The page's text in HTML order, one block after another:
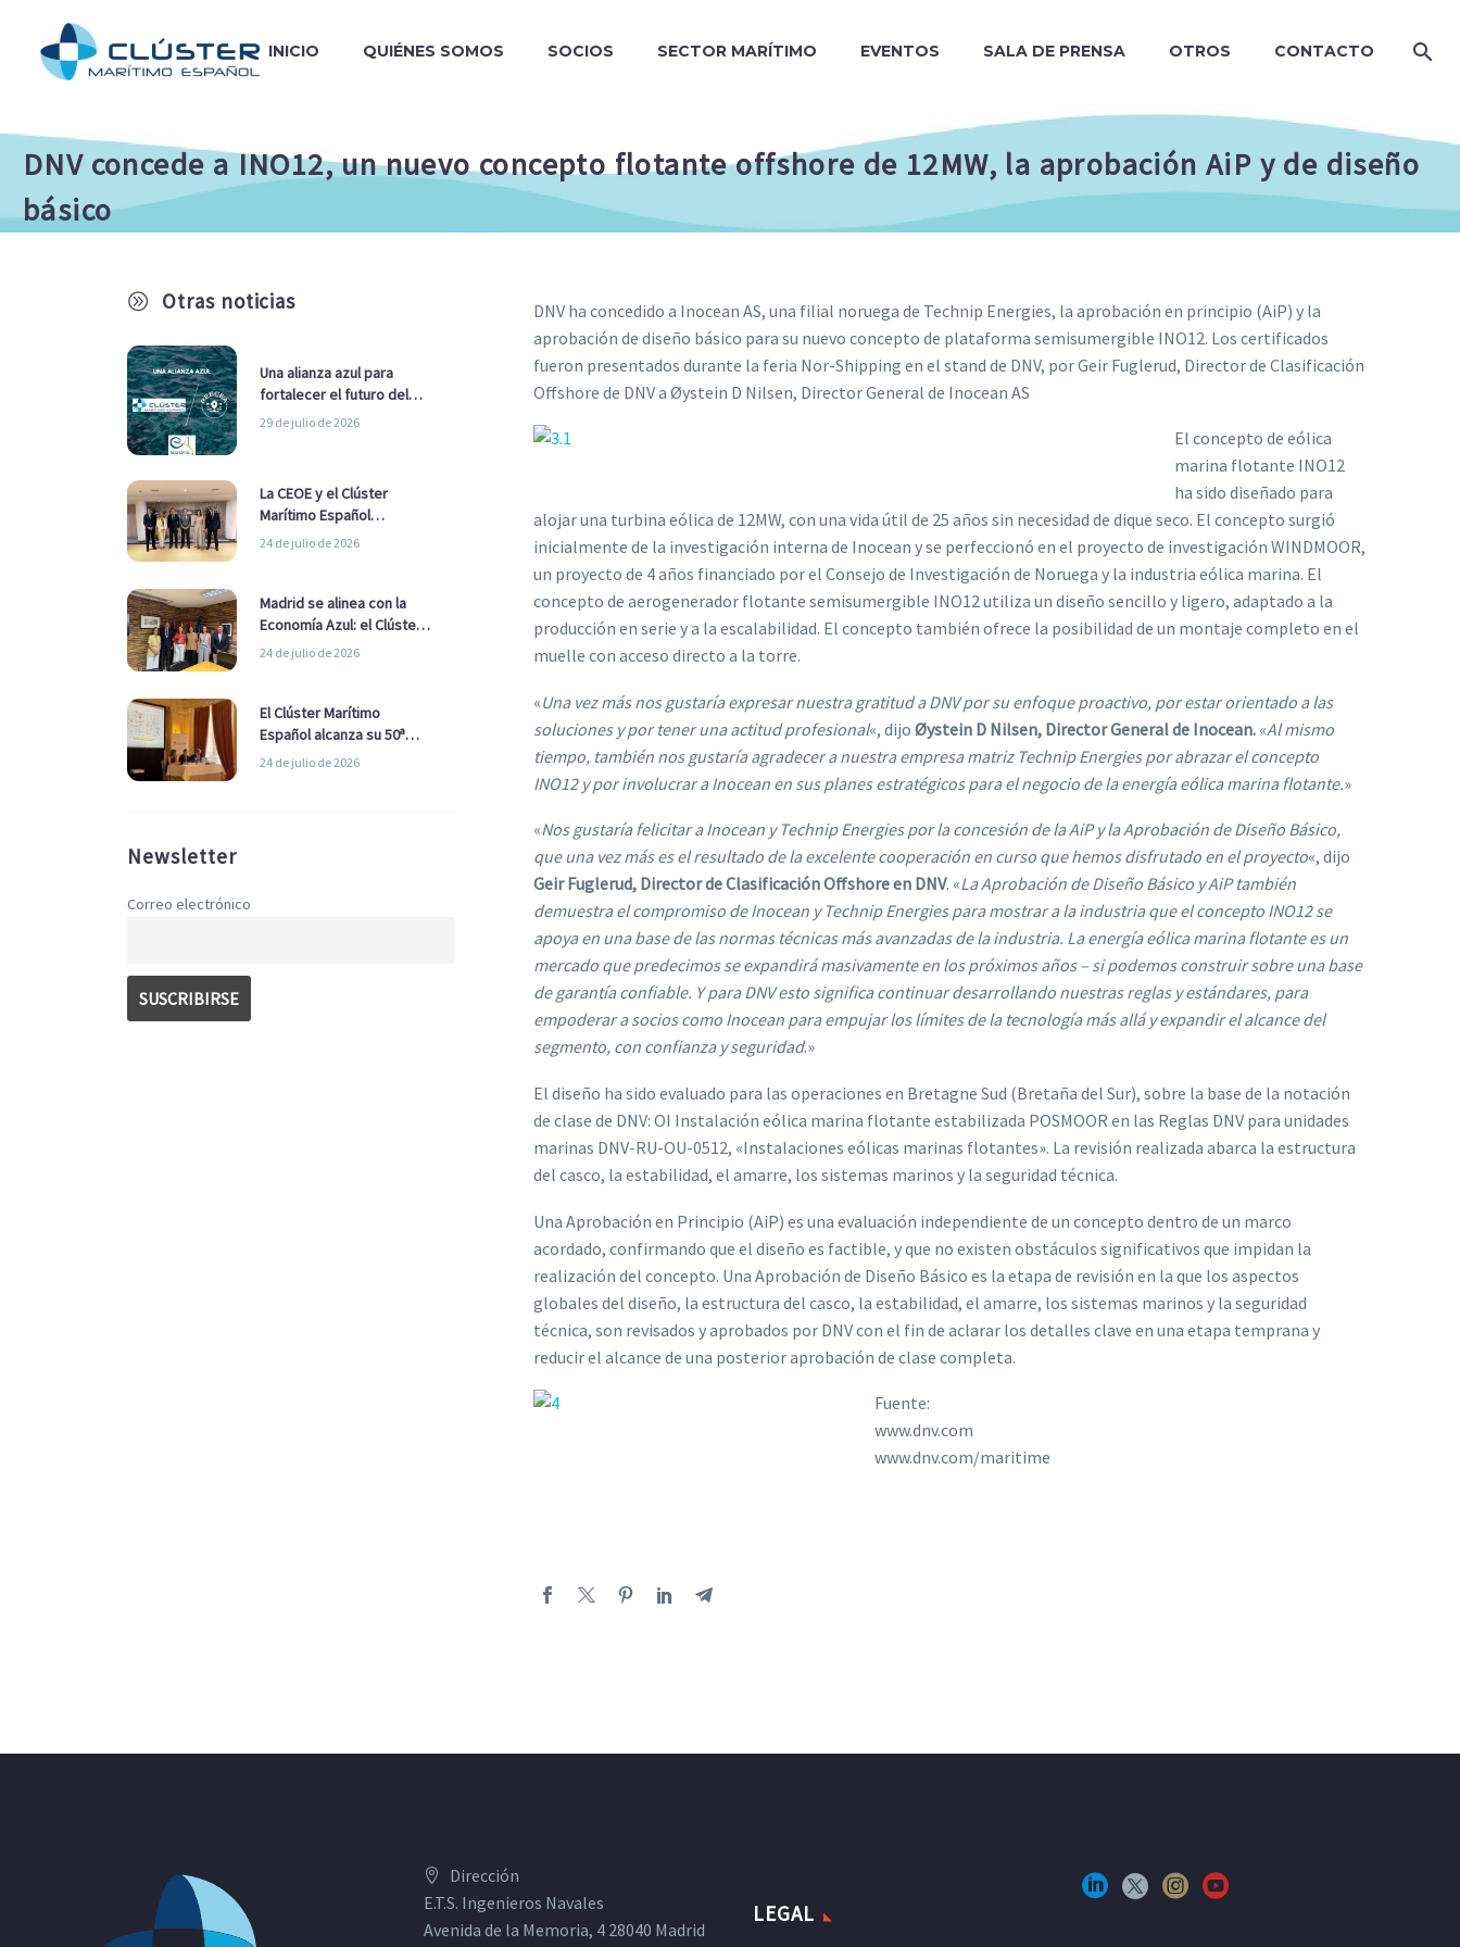
INICIO QUIÉNES SOMOS SOCIOS SECTOR MARÍTIMO EVENTOS SALA DE PRENSA OTROS CONTACTO
DNV concede a INO12, un nuevo concepto flotante offshore de 12MW, la aprobación AiP y de diseño
básico
A Otras noticias
Una alianza azul para
fortalecer el futuro del
sector marítimo
29 de julio de 2026
La CEOE y el Clúster
Marítimo Español
refuerzan su alianza para
24 de julio de 2026
Madrid se alinea con la
Economía Azul: el Clúster
Marítimo Español y la Real
Ayuntamiento
24 de julio de 2026
El Clúster Marítimo
Español alcanza su 50ª
Asamblea reafirmando su
24 de julio de 2026
Newsletter
Correo electrónico
DNV ha concedido a Inocean AS, una filial noruega de Technip Energies, la aprobación en principio (AiP) y la
aprobación de diseño básico para su nuevo concepto de plataforma semisumergible INO12. Los certificados
fueron presentados durante la feria Nor-Shipping en el stand de DNV, por Geir Fuglerud, Director de Clasificación
Offshore de DNV a Øystein D Nilsen, Director General de Inocean AS
El concepto de eólica
marina flotante INO12
ha sido diseñado para
alojar una turbina eólica de 12MW, con una vida útil de 25 años sin necesidad de dique seco. El concepto surgió
inicialmente de la investigación interna de Inocean y se perfeccionó en el proyecto de investigación WINDMOOR,
un proyecto de 4 años financiado por el Consejo de Investigación de Noruega y la industria eólica marina. El
concepto de aerogenerador flotante semisumergible INO12 utiliza un diseño sencillo y ligero, adaptado a la
producción en serie y a la escalabilidad. El concepto también ofrece la posibilidad de un montaje completo en el
muelle con acceso directo a la torre.
«Una vez más nos gustaría expresar nuestra gratitud a DNV por su enfoque proactivo, por estar orientado a las
soluciones y por tener una actitud profesional«, dijo Øystein D Nilsen, Director General de Inocean. «Al mismo
tiempo, también nos gustaría agradecer a nuestra empresa matriz Technip Energies por abrazar el concepto
INO12 y por involucrar a Inocean en sus planes estratégicos para el negocio de la energía eólica marina flotante.»
«Nos gustaría felicitar a Inocean y Technip Energies por la concesión de la AiP y la Aprobación de Diseño Básico,
que una vez más es el resultado de la excelente cooperación en curso que hemos disfrutado en el proyecto«, dijo
Geir Fuglerud, Director de Clasificación Offshore en DNV. «La Aprobación de Diseño Básico y AiP también
demuestra el compromiso de Inocean y Technip Energies para mostrar a la industria que el concepto INO12 se
apoya en una base de las normas técnicas más avanzadas de la industria. La energía eólica marina flotante es un
mercado que predecimos se expandirá masivamente en los próximos años – si podemos construir sobre una base
de garantía confiable. Y para DNV esto significa continuar desarrollando nuestras reglas y estándares, para
empoderar a socios como Inocean para empujar los límites de la tecnología más allá y expandir el alcance del
segmento, con confianza y seguridad.»
El diseño ha sido evaluado para las operaciones en Bretagne Sud (Bretaña del Sur), sobre la base de la notación
de clase de DNV: OI Instalación eólica marina flotante estabilizada POSMOOR en las Reglas DNV para unidades
marinas DNV-RU-OU-0512, «Instalaciones eólicas marinas flotantes». La revisión realizada abarca la estructura
del casco, la estabilidad, el amarre, los sistemas marinos y la seguridad técnica.
Una Aprobación en Principio (AiP) es una evaluación independiente de un concepto dentro de un marco
acordado, confirmando que el diseño es factible, y que no existen obstáculos significativos que impidan la
realización del concepto. Una Aprobación de Diseño Básico es la etapa de revisión en la que los aspectos
globales del diseño, la estructura del casco, la estabilidad, el amarre, los sistemas marinos y la seguridad
técnica, son revisados y aprobados por DNV con el fin de aclarar los detalles clave en una etapa temprana y
reducir el alcance de una posterior aprobación de clase completa.
Fuente:
www.dnv.com
www.dnv.com/maritime
Dirección
E.T.S. Ingenieros Navales
Avenida de la Memoria, 4 28040 Madrid
LEGAL